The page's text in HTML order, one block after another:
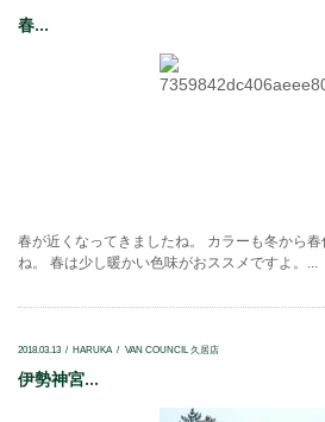
春...
春が近くなってきましたね。 カラーも冬から
ね。 春は少し暖かい色味がおススメですよ。...
2018.03.13 HARUKA VAN COUNCIL 久居店
伊勢神宮...